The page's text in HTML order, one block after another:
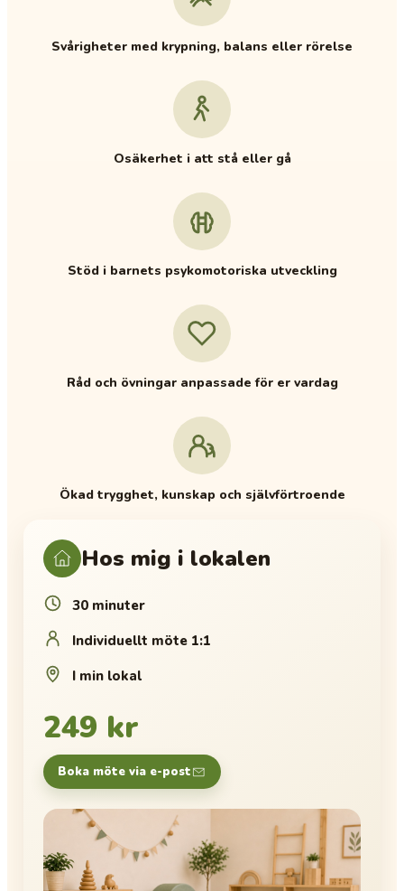
Svårigheter med krypning, balans eller rörelse
Osäkerhet i att stå eller gå
Stöd i barnets psykomotoriska utveckling
Råd och övningar anpassade för er vardag
Ökad trygghet, kunskap och självförtroende
Hos mig i lokalen
30 minuter
Individuellt möte 1:1
I min lokal
249 kr
Boka möte via e-post